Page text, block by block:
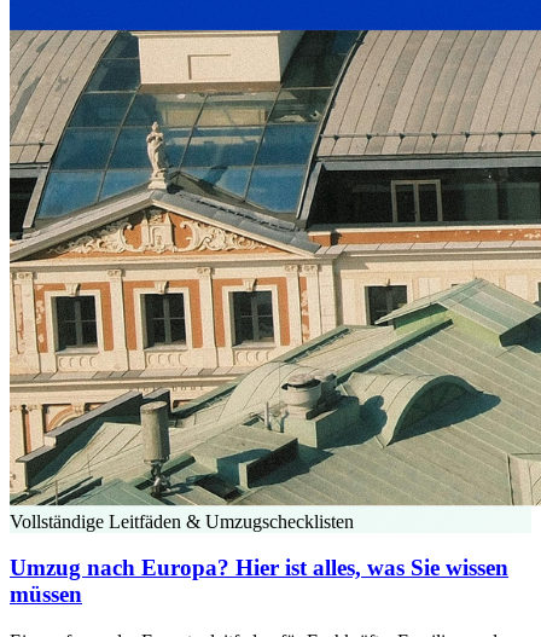
Vollständige Leitfäden & Umzugschecklisten
Umzug nach Europa? Hier ist alles, was Sie wissen
müssen